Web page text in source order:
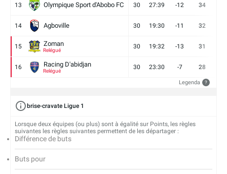
13 Olympique Sport d'Abobo FC 30 27:39 -12 34
14 Agboville 30 19:30 -11 32
15 Zoman
Relégué
30 19:32 -13 31
16 Racing D'abidjan
Relégué
30 23:30 -7 28
Legenda ?
brise-cravate Ligue 1
Lorsque deux équipes (ou plus) sont à égalité sur Points, les règles
suivantes les règles suivantes permettent de les départager :
Différence de buts
Buts pour